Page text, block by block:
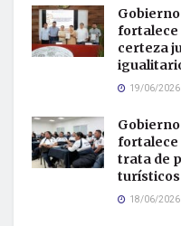
fortalece
certeza
19/06/2026
fortalece
trata de
turísticos
18/06/2026